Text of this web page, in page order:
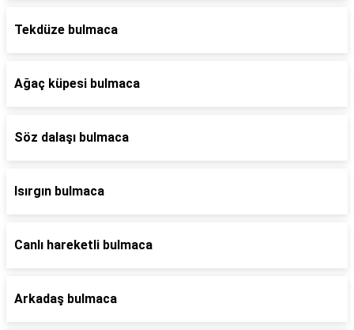
Tekdüze bulmaca
Ağaç küpesi bulmaca
Söz dalaşı bulmaca
Isırgın bulmaca
Canlı hareketli bulmaca
Arkadaş bulmaca